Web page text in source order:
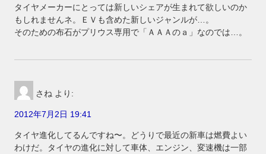
タイヤメーカーにとっては新しいシェアが生まれて欲しいのか
もしれませんネ。ＥＶも含めた新しいジャンルが…。
そのための布石がプリウス専用で「ＡＡＡのａ」なのでは…。
さね より:
2012年7月2日 19:41
タイヤ進化してるんですね〜。どうりで最近の新車は燃費よい
わけだ。タイヤの進化に対して車体、エンジン、変速機は一部